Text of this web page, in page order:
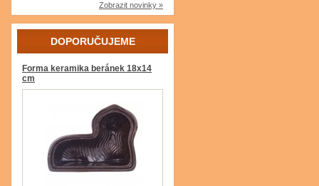
Zobrazit novinky »
DOPORUČUJEME
Forma keramika beránek 18x14
cm